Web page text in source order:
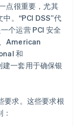
点很重要，尤其
。“PCI DSS”代
个运营 PCI 安全
American
和
一套用于确保银
要求。这些要求根